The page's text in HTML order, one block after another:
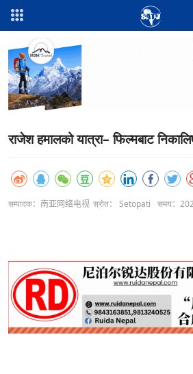
राजेश हमालको यात्रा– फिल्मबाट
सम्पादक：南亚网络电视 स्रोत： Setopati समय：